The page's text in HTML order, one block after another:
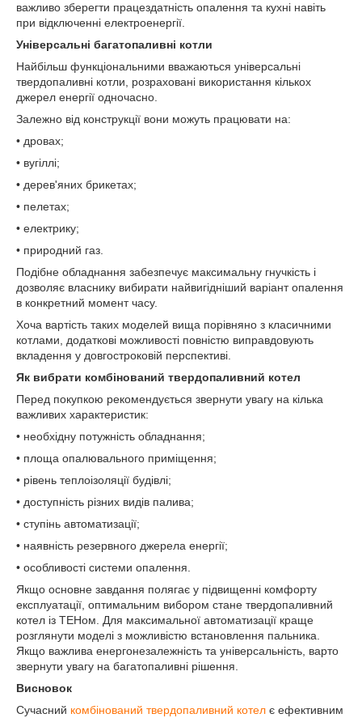
важливо зберегти працездатність опалення та кухні навіть
при відключенні електроенергії.
Універсальні багатопаливні котли
Найбільш функціональними вважаються універсальні
твердопаливні котли, розраховані використання кількох
джерел енергії одночасно.
Залежно від конструкції вони можуть працювати на:
• дровах;
• вугіллі;
• дерев'яних брикетах;
• пелетах;
• електрику;
• природний газ.
Подібне обладнання забезпечує максимальну гнучкість і
дозволяє власнику вибирати найвигідніший варіант опалення
в конкретний момент часу.
Хоча вартість таких моделей вища порівняно з класичними
котлами, додаткові можливості повністю виправдовують
вкладення у довгостроковій перспективі.
Як вибрати комбінований твердопаливний котел
Перед покупкою рекомендується звернути увагу на кілька
важливих характеристик:
• необхідну потужність обладнання;
• площа опалювального приміщення;
• рівень теплоізоляції будівлі;
• доступність різних видів палива;
• ступінь автоматизації;
• наявність резервного джерела енергії;
• особливості системи опалення.
Якщо основне завдання полягає у підвищенні комфорту
експлуатації, оптимальним вибором стане твердопаливний
котел із ТЕНом. Для максимальної автоматизації краще
розглянути моделі з можливістю встановлення пальника.
Якщо важлива енергонезалежність та універсальність, варто
звернути увагу на багатопаливні рішення.
Висновок
Сучасний комбінований твердопаливний котел є ефективним